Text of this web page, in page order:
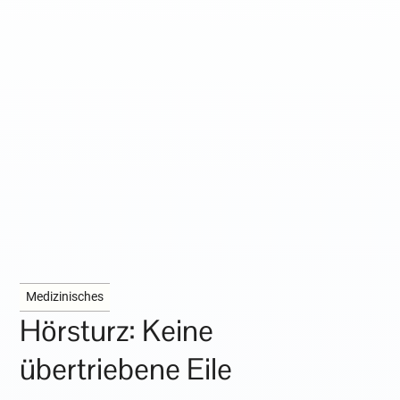
Medizinisches
Hörsturz: Keine
übertriebene Eile